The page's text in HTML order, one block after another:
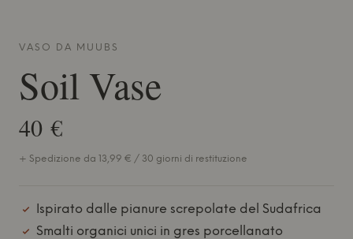
VASO DA MUUBS
Soil Vase
40 €
+ Spedizione da 13,99 € / 30 giorni di restituzione
Ispirato dalle pianure screpolate del Sudafrica
Smalti organici unici in gres porcellanato